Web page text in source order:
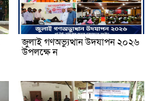
জুলাই গণঅভ্যুত্থান উদযাপন ২০২৬
উপলক্ষে ন